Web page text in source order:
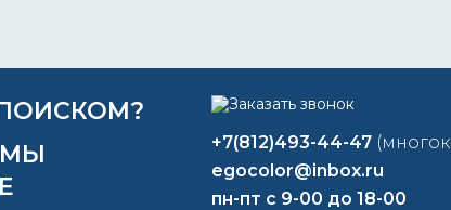
МЫ
+7(812)493-44-47
egocolor@inbox.ru
пн-пт с 9-00 до 18-00